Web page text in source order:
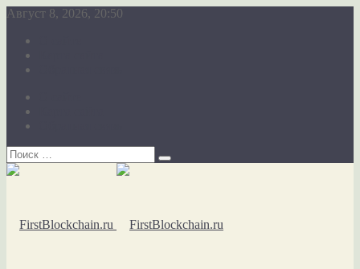
Август 8, 2026, 20:50